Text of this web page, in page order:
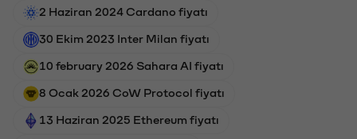
2 Haziran 2024 Cardano fiyatı
30 Ekim 2023 Inter Milan fiyatı
10 february 2026 Sahara AI fiyatı
8 Ocak 2026 CoW Protocol fiyatı
13 Haziran 2025 Ethereum fiyatı